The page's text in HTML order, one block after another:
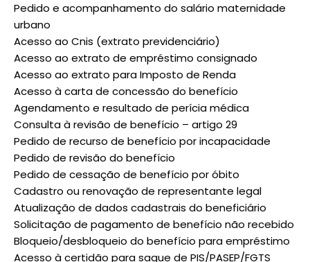
Pedido e acompanhamento do salário maternidade
urbano
Acesso ao Cnis (extrato previdenciário)
Acesso ao extrato de empréstimo consignado
Acesso ao extrato para Imposto de Renda
Acesso à carta de concessão do benefício
Agendamento e resultado de perícia médica
Consulta à revisão de benefício – artigo 29
Pedido de recurso de benefício por incapacidade
Pedido de revisão do benefício
Pedido de cessação de benefício por óbito
Cadastro ou renovação de representante legal
Atualização de dados cadastrais do beneficiário
Solicitação de pagamento de benefício não recebido
Bloqueio/desbloqueio do benefício para empréstimo
Acesso à certidão para saque de PIS/PASEP/FGTS